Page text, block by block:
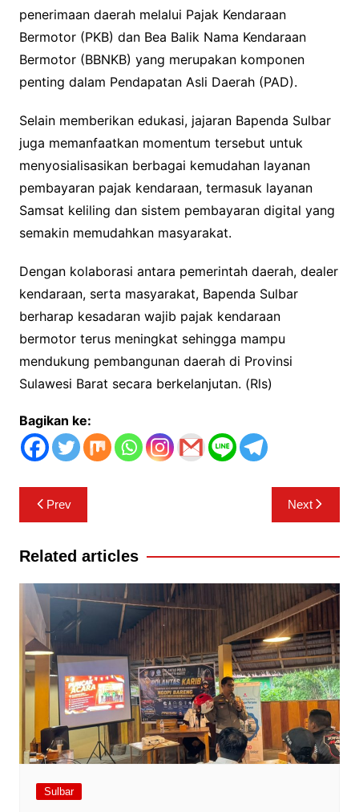
penerimaan daerah melalui Pajak Kendaraan
Bermotor (PKB) dan Bea Balik Nama Kendaraan
Bermotor (BBNKB) yang merupakan komponen
penting dalam Pendapatan Asli Daerah (PAD).
Selain memberikan edukasi, jajaran Bapenda Sulbar
juga memanfaatkan momentum tersebut untuk
menyosialisasikan berbagai kemudahan layanan
pembayaran pajak kendaraan, termasuk layanan
Samsat keliling dan sistem pembayaran digital yang
semakin memudahkan masyarakat.
Dengan kolaborasi antara pemerintah daerah, dealer
kendaraan, serta masyarakat, Bapenda Sulbar
berharap kesadaran wajib pajak kendaraan
bermotor terus meningkat sehingga mampu
mendukung pembangunan daerah di Provinsi
Sulawesi Barat secara berkelanjutan. (Rls)
Bagikan ke:
Navigasi
pos
Prev Next
Related articles
Sulbar